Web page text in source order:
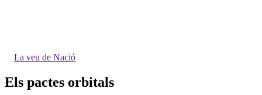
La veu de Nació
Els pactes orbitals